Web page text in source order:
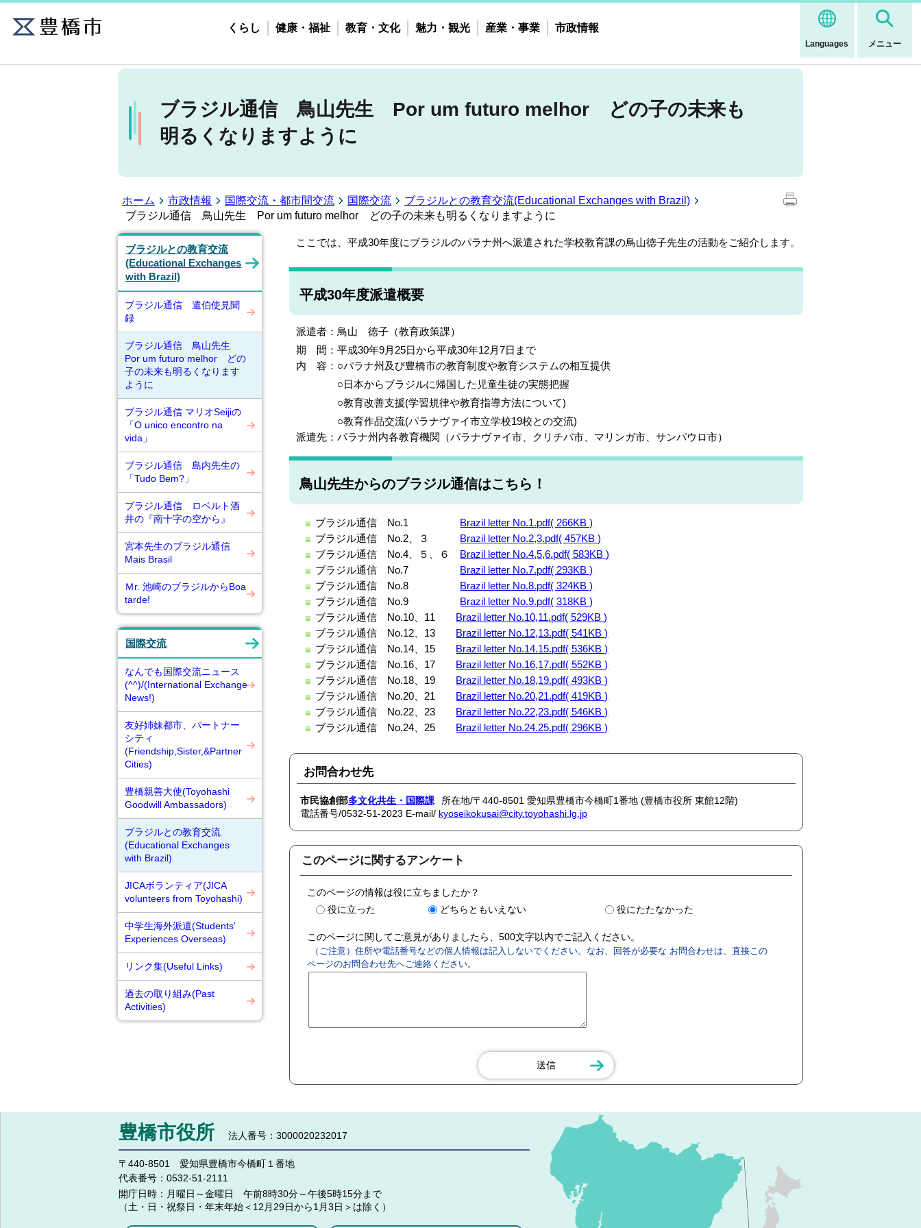
Languages メニュー
くらし 健康・福祉 教育・文化 魅力・観光 産業・事業 市政情報
ブラジル通信 鳥山先生 Por um futuro melhor どの子の未来も
明るくなりますように
ホーム 市政情報 国際交流・都市間交流 国際交流
ブラジルとの教育交流(Educational Exchanges with Brazil)
ブラジル通信 鳥山先生 Por um futuro melhor どの子の未来も明るくなりますように
ブラジルとの教育交流
(Educational Exchanges
with Brazil)
ブラジル通信 遣伯使見聞
録
ブラジル通信 鳥山先生
Por um futuro melhor どの
子の未来も明るくなります
ように
ブラジル通信 マリオSeijiの
「O unico encontro na
vida」
ブラジル通信 島内先生の
「Tudo Bem?」
ブラジル通信 ロベルト酒
井の『南十字の空から』
宮本先生のブラジル通信
Mais Brasil
Ｍr. 池崎のブラジルからBoa
tarde!
国際交流
なんでも国際交流ニュース
(^^)/(International Exchange
News!)
友好姉妹都市、パートナー
シティ
(Friendship,Sister,&Partner
Cities)
豊橋親善大使(Toyohashi
Goodwill Ambassadors)
ブラジルとの教育交流
(Educational Exchanges
with Brazil)
JICAボランティア(JICA
volunteers from Toyohashi)
中学生海外派遣(Students'
Experiences Overseas)
リンク集(Useful Links)
過去の取り組み(Past
Activities)
ここでは、平成30年度にブラジルのパラナ州へ派遣された学校教育課の鳥山徳子先生の活動をご紹介します。
平成30年度派遣概要
派遣者：鳥山 徳子（教育政策課）
期 間：平成30年9月25日から平成30年12月7日まで
内 容：○パラナ州及び豊橋市の教育制度や教育システムの相互提供
○日本からブラジルに帰国した児童生徒の実態把握
○教育改善支援(学習規律や教育指導方法について)
○教育作品交流(パラナヴァイ市立学校19校との交流)
派遣先：パラナ州内各教育機関（パラナヴァイ市、クリチバ市、マリンガ市、サンパウロ市）
鳥山先生からのブラジル通信はこちら！
ブラジル通信 No.1 Brazil letter No.1.pdf( 266KB )
ブラジル通信 No.2、３ Brazil letter No.2,3.pdf( 457KB )
ブラジル通信 No.4、５、６ Brazil letter No.4,5,6.pdf( 583KB )
ブラジル通信 No.7 Brazil letter No.7.pdf( 293KB )
ブラジル通信 No.8 Brazil letter No.8.pdf( 324KB )
ブラジル通信 No.9 Brazil letter No.9.pdf( 318KB )
ブラジル通信 No.10、11 Brazil letter No.10,11.pdf( 529KB )
ブラジル通信 No.12、13 Brazil letter No.12,13.pdf( 541KB )
ブラジル通信 No.14、15 Brazil letter No.14.15.pdf( 536KB )
ブラジル通信 No.16、17 Brazil letter No.16,17.pdf( 552KB )
ブラジル通信 No.18、19 Brazil letter No.18,19.pdf( 493KB )
ブラジル通信 No.20、21 Brazil letter No.20,21.pdf( 419KB )
ブラジル通信 No.22、23 Brazil letter No.22,23.pdf( 546KB )
ブラジル通信 No.24、25 Brazil letter No.24.25.pdf( 296KB )
お問合わせ先
市民協創部多文化共生・国際課
所在地/〒440-8501 愛知県豊橋市今橋町1番地 (豊橋市役所 東館12階)
電話番号/0532-51-2023 E-mail/ kyoseikokusai@city.toyohashi.lg.jp
このページに関するアンケート
このページの情報は役に立ちましたか？
役に立った
どちらともいえない 役にたたなかった
このページに関してご意見がありましたら、500文字以内でご記入ください。
（ご注意）住所や電話番号などの個人情報は記入しないでください。なお、回答が必要な お問合わせは、直接この
ページのお問合わせ先へご連絡ください。
豊橋市役所 法人番号：3000020232017
〒440-8501 愛知県豊橋市今橋町１番地
代表番号： 0532-51-2111
開庁日時： 月曜日～金曜日 午前8時30分～午後5時15分まで
（土・日・祝祭日・年末年始＜12月29日から1月3日＞は除く）